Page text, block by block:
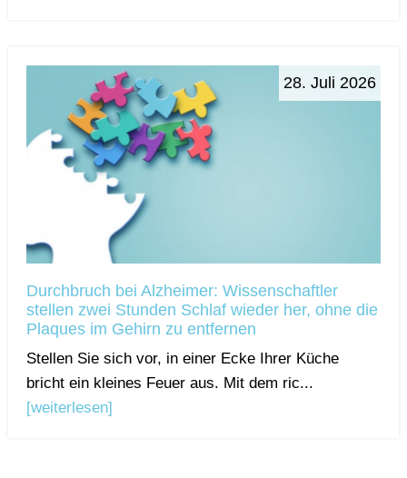
28. Juli 2026
Durchbruch bei Alzheimer: Wissenschaftler
stellen zwei Stunden Schlaf wieder her, ohne die
Plaques im Gehirn zu entfernen
Stellen Sie sich vor, in einer Ecke Ihrer Küche
bricht ein kleines Feuer aus. Mit dem ric...
[weiterlesen]